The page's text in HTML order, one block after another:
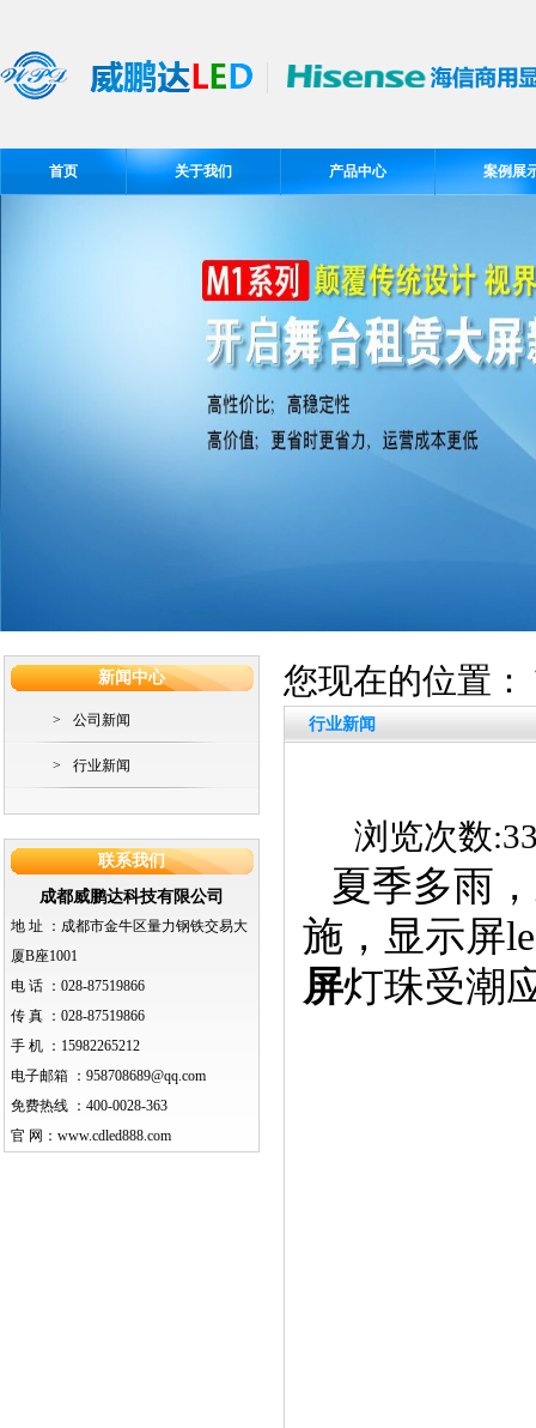
首页 关于我们 产品中心 案例展
新闻中心
> 公司新闻
> 行业新闻
联系我们
成都威鹏达科技有限公司
地 址 ： 成都市金牛区量力钢铁交易大
厦B座1001
电 话 ： 028-87519866
传 真 ： 028-87519866
手 机 ： 15982265212
电子邮箱 ： 958708689@qq.com
免费热线 ： 400-0028-363
官 网： www.cdled888.com
您现在的位置：
行业新闻
浏览次数
夏季多雨
施，显示屏
屏灯珠受潮